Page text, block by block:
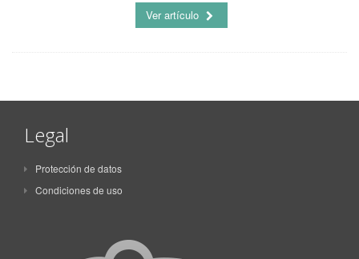
Ver artículo
Legal
Protección de datos
Condiciones de uso